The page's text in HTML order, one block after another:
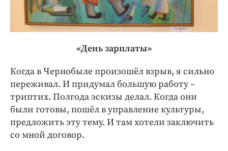
«День зарплаты»
Когда в Чернобыле произошёл взрыв, я сильно
переживал. И придумал большую работу –
триптих. Полгода эскизы делал. Когда они
были готовы, пошёл в управление культуры,
предложить эту тему. И там хотели заключить
со мной договор.